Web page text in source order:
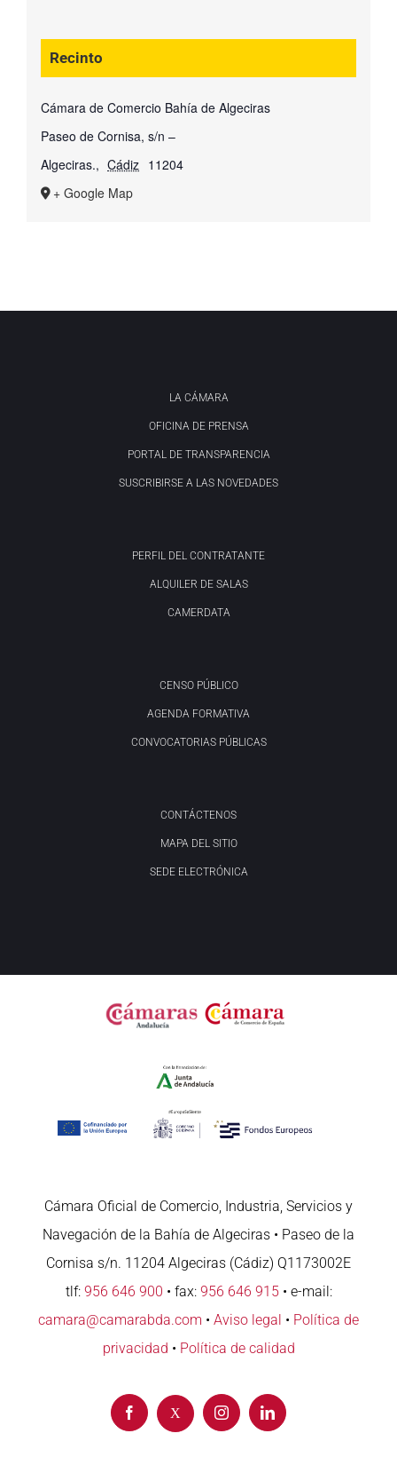
Recinto
Cámara de Comercio Bahía de Algeciras
Paseo de Cornisa, s/n –
Algeciras., Cádiz 11204
+ Google Map
LA CÁMARA
OFICINA DE PRENSA
PORTAL DE TRANSPARENCIA
SUSCRIBIRSE A LAS NOVEDADES
PERFIL DEL CONTRATANTE
ALQUILER DE SALAS
CAMERDATA
CENSO PÚBLICO
AGENDA FORMATIVA
CONVOCATORIAS PÚBLICAS
CONTÁCTENOS
MAPA DEL SITIO
SEDE ELECTRÓNICA
Cámara Oficial de Comercio, Industria, Servicios y
Navegación de la Bahía de Algeciras • Paseo de la
Cornisa s/n. 11204 Algeciras (Cádiz) Q1173002E
tlf: 956 646 900 • fax: 956 646 915• e-mail:
camara@camarabda.com • Aviso legal • Política de
privacidad • Política de calidad
Facebook
X InstagramLinkedIn